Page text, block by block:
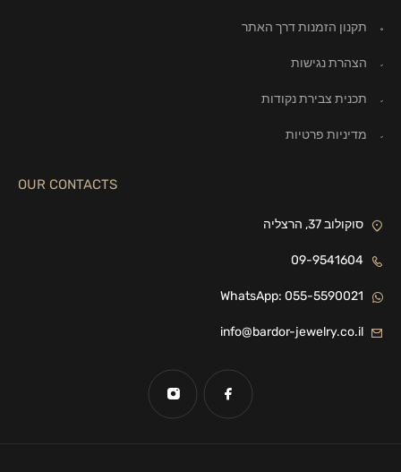
תקנון הזמנות דרך האתר
הצהרת נגישות
תכנית צבירת נקודות
מדיניות פרטיות
OUR CONTACTS
סוקולוב 37, הרצליה
09-9541604
WhatsApp: 055-5590021
info@bardor-jewelry.co.il